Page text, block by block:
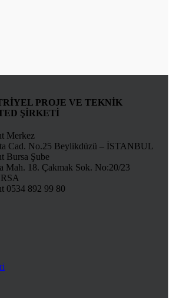
PROJE VE TEKNİK
ŞİRKETİ
Merkez
Cad. No.25 Beylikdüzü – İSTANBUL
Bursa Şube
Mah. 18. Çakmak Sok. No:20/23
0534 892 99 80